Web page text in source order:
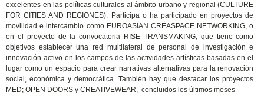
excelentes en las políticas culturales al ámbito urbano y regional (CULTURE
FOR CITIES AND REGIONES). Participa o ha participado en proyectos de
movilidad e intercambio como EUROASIAN CREASPACE NETWORKING, o
en el proyecto de la convocatoria RISE TRANSMAKING, que tiene como
objetivos establecer una red multilateral de personal de investigación e
innovación activo en los campos de las actividades artísticas basadas en el
lugar como un espacio para crear narrativas alternativas para la renovación
social, económica y democrática. También hay que destacar los proyectos
MED; OPEN DOORS y CREATIVEWEAR, concluidos los últimos meses